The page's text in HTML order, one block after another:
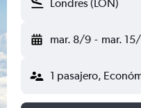
Londres (LON)
mar. 8/9 - mar.
1 pasajero,